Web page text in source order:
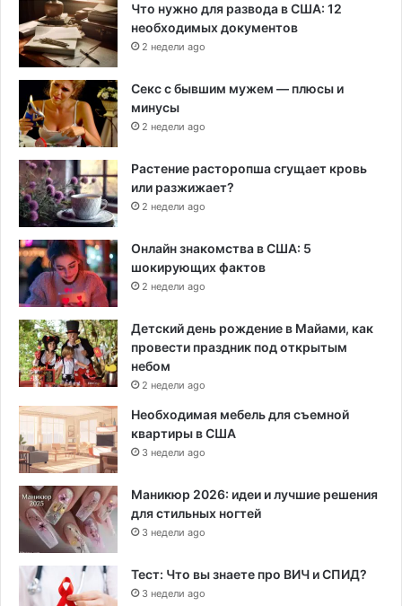
Что нужно для развода в США: 12
необходимых документов
2 недели ago
Секс с бывшим мужем — плюсы и
минусы
2 недели ago
Растение расторопша сгущает кровь
или разжижает?
2 недели ago
Онлайн знакомства в США: 5
шокирующих фактов
2 недели ago
Детский день рождение в Майами, как
провести праздник под открытым
небом
2 недели ago
Необходимая мебель для съемной
квартиры в США
3 недели ago
Маникюр 2026: идеи и лучшие решения
для стильных ногтей
3 недели ago
Тест: Что вы знаете про ВИЧ и СПИД?
3 недели ago